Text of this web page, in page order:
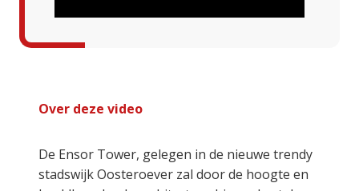
Over deze video
De Ensor Tower, gelegen in de nieuwe trendy
stadswijk Oosteroever zal door de hoogte en